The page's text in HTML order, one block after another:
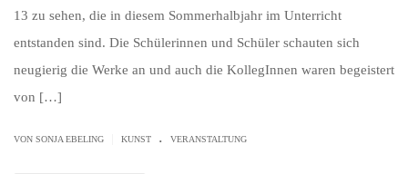
13 zu sehen, die in diesem Sommerhalbjahr im Unterricht
entstanden sind. Die Schülerinnen und Schüler schauten sich
neugierig die Werke an und auch die KollegInnen waren begeistert
von […]
VON SONJA EBELING KUNST . VERANSTALTUNG